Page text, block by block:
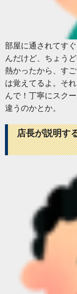
部屋に通されてす
んだけど、ちょう
熱かったから、す
は覚えてるよ。そ
んで！丁寧にスク
違うのかとか。
店長が説明す